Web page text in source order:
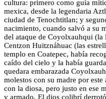
cultura: primero como guía
mexica, desde la legendaria
ciudad de Tenochtitlan; y
nacimiento, cuando salvó a su
del ataque de Coyolxauhqui (la
Centzon Huitznáhuac (las
templo en Coatepec, había
caído del cielo y la había
quedara embarazada
molestos con su madre por
con la diosa, pero justo en ese
y armado. El dios colibrí